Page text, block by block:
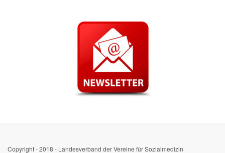
Copyright - 2018 - Landesverband der Vereine für Sozialmedizin